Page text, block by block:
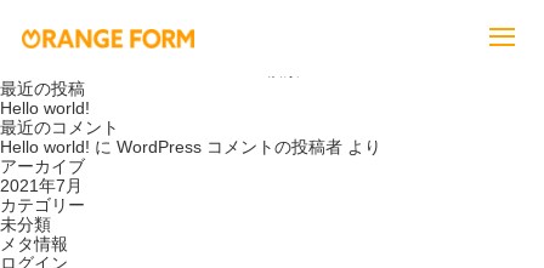
いいえ、初期費用はかかりません。 詳しくは、
をご参照く
ださい。
最近の投稿
Hello world!
最近のコメント
Hello world! に WordPress コメントの投稿者 より
アーカイブ
2021年7月
カテゴリー
未分類
メタ情報
ログイン